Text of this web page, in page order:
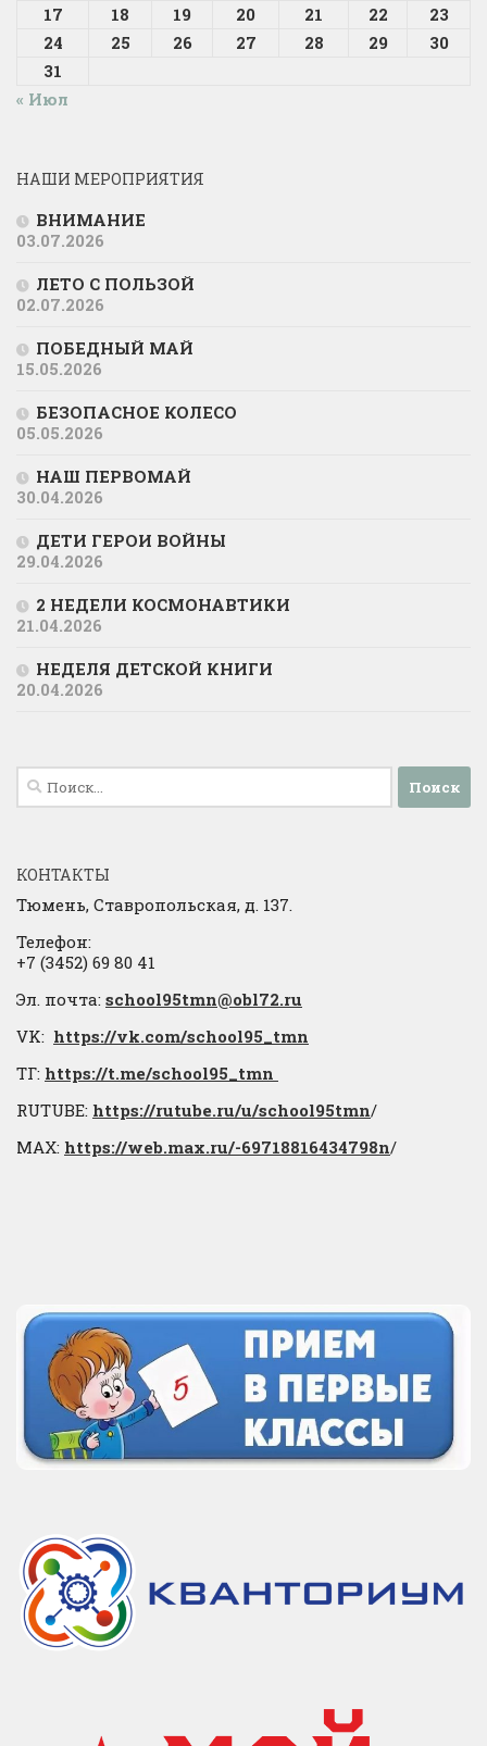
17 18 19 20 21 22
23
24
25 26 27 28 29
30
31
« Июл
НАШИ МЕРОПРИЯТИЯ
ВНИМАНИЕ
03.07.2026
ЛЕТО С ПОЛЬЗОЙ
02.07.2026
ПОБЕДНЫЙ МАЙ
15.05.2026
БЕЗОПАСНОЕ КОЛЕСО
05.05.2026
НАШ ПЕРВОМАЙ
30.04.2026
ДЕТИ ГЕРОИ ВОЙНЫ
29.04.2026
2 НЕДЕЛИ КОСМОНАВТИКИ
21.04.2026
НЕДЕЛЯ ДЕТСКОЙ КНИГИ
20.04.2026
Найти:
КОНТАКТЫ
Тюмень, Ставропольская, д. 137.
Телефон:
+7 (3452) 69 80 41
Эл. почта: school95tmn@obl72.ru
VK: https://vk.com/school95_tmn
ТГ: https://t.me/school95_tmn
RUTUBE: https://rutube.ru/u/school95tmn/
МАХ: https://web.max.ru/-69718816434798n/